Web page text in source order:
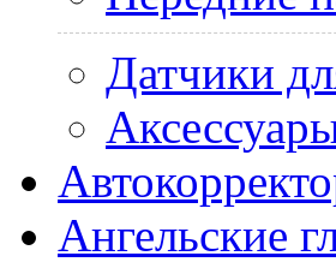
Датчики
Ангельские